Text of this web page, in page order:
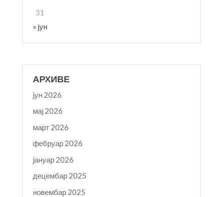
31
« јун
АРХИВЕ
јун 2026
мај 2026
март 2026
фебруар 2026
јануар 2026
децембар 2025
новембар 2025